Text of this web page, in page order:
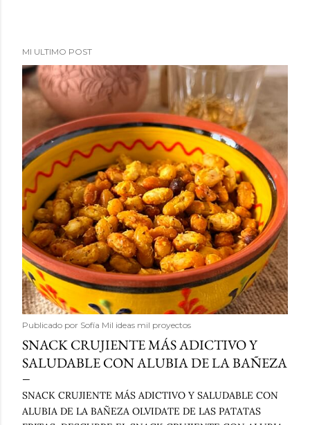
MI ULTIMO POST
Publicado por Sofía Mil ideas mil proyectos
SNACK CRUJIENTE MÁS ADICTIVO Y
SALUDABLE CON ALUBIA DE LA BAÑEZA
SNACK CRUJIENTE MÁS ADICTIVO Y SALUDABLE CON
ALUBIA DE LA BAÑEZA OLVIDATE DE LAS PATATAS